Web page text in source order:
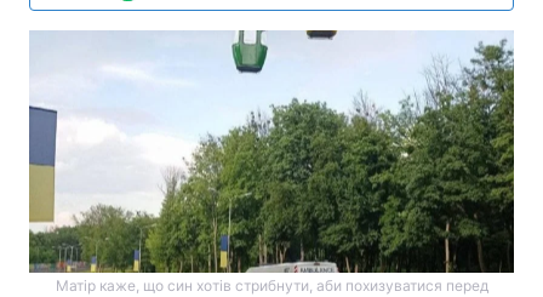
Матір каже, що син хотів стрибнути, аби похизуватися перед